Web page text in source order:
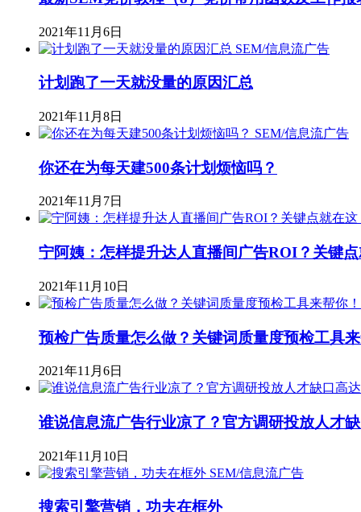
2021年11月6日
SEM/信息流广告
计划跑了一天就没量的原因汇总
2021年11月8日
SEM/信息流广告
你还在为每天建500条计划烦恼吗？
2021年11月7日
宁阿姨：怎样提升达人直播间广告ROI？关键
2021年11月10日
预检广告质量怎么做？关键词质量度预检工具
2021年11月6日
谁说信息流广告行业凉了？官方调研投放人才缺
2021年11月10日
SEM/信息流广告
搜索引擎营销，功夫在框外